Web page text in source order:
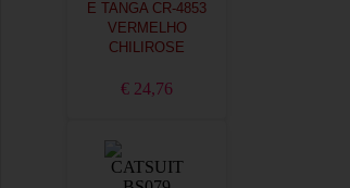
E TANGA CR-4853
VERMELHO
CHILIROSE
€ 24,76